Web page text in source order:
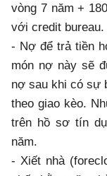
vòng 7 năm +
với credit bureau.
- Nợ để trả tiền
món nợ này sẽ
nợ sau khi có sự
theo giao kèo.
trên hồ sơ tín
năm.
- Xiết nhà